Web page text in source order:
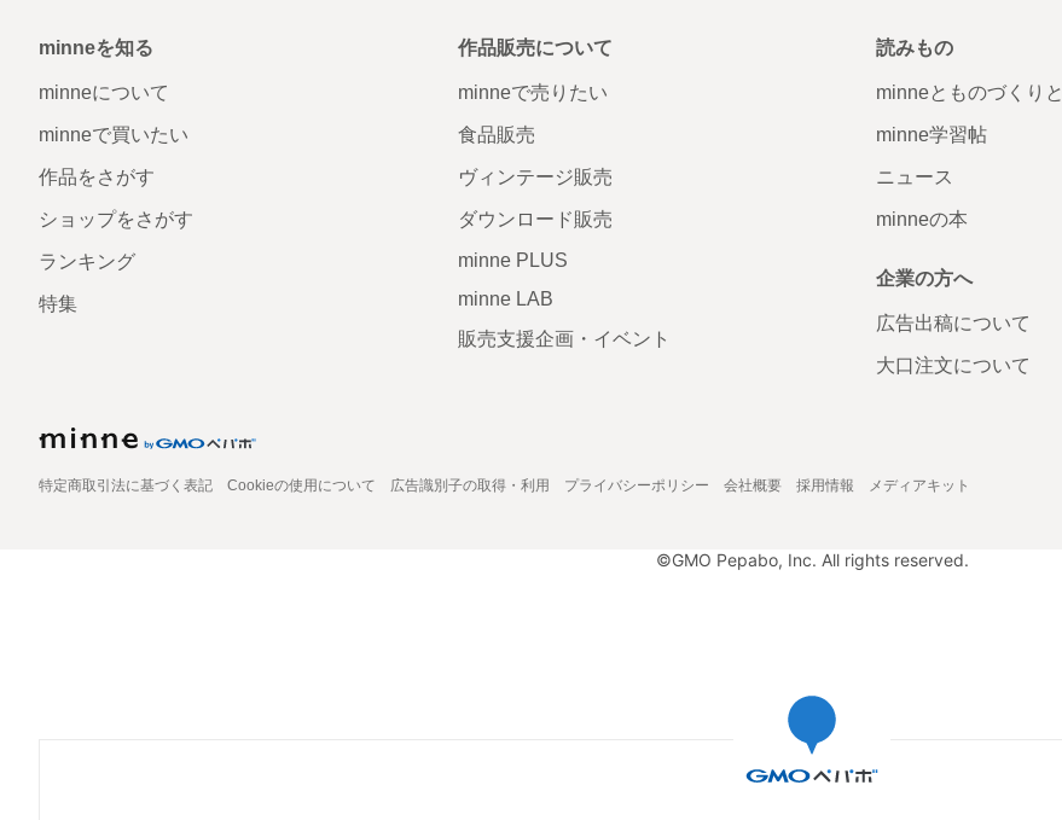
minneを知る
minneについて
minneで買いたい
作品をさがす
ショップをさがす
ランキング
特集
作品販売について
minneで売りたい
食品販売
ヴィンテージ販売
ダウンロード販売
minne PLUS
minne LAB
販売支援企画・イベント
読みもの
minneとものづくりと
minne学習帖
ニュース
minneの本
企業の方へ
広告出稿について
大口注文について
特定商取引法に基づく表記 Cookieの使用について 広告識別子の取得・利用 プライバシーポリシー 会社概要 採用情報 メディアキット
©GMO Pepabo, Inc. All rights reserved.